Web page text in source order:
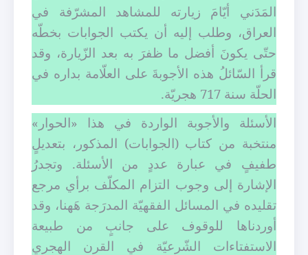
المَدَني أيّامَ زيارته للمشاهد المشرّفة في
العراق، وطلب إليه أن يكتب الجوابات بخطّه
حتّى يكونَ أفضل ما ظفرَ به بعد الزّيارة، وقد
قرأ السّائلُ هذه الأجوبةَ على العلّامة بداره في
الحلّة سنة 717 هجريّة.
الأسئلة والأجوبة الواردة في هذا «الحوار»
منتخبة من كتاب (الجوابات) المذكور، بتعديلٍ
طفيفٍ في عبارة عددٍ من الأسئلة. وتجدرُ
الإشارة إلى وجوب التزام المكلّف برأي مرجع
تقليده في المسائل الفقهيّة المدرَجة هَهنا، وقد
أوردناها للوقوف على جانبٍ من طبيعة
الاستفتاءات الشّرعيّة في القرن الهجري